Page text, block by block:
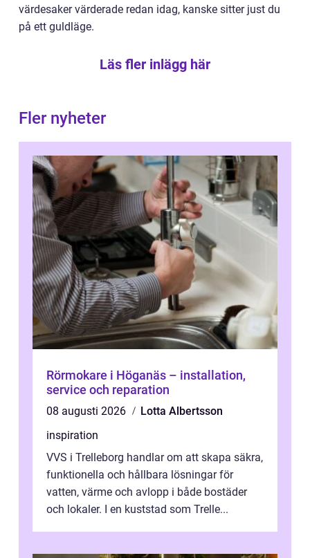
värdesaker värderade redan idag, kanske sitter just du
på ett guldläge.
Läs fler inlägg här
Fler nyheter
Rörmokare i Höganäs – installation,
service och reparation
08 augusti 2026
Lotta Albertsson
inspiration
VVS i Trelleborg handlar om att skapa säkra,
funktionella och hållbara lösningar för
vatten, värme och avlopp i både bostäder
och lokaler. I en kuststad som Trelle...